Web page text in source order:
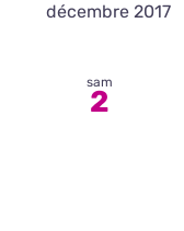
décembre 2017
sam
2